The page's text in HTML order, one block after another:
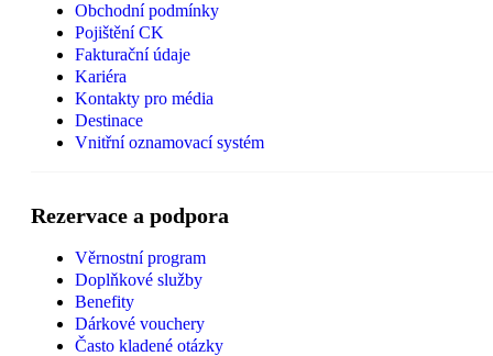
Obchodní podmínky
Pojištění CK
Fakturační údaje
Kariéra
Kontakty pro média
Destinace
Vnitřní oznamovací systém
Rezervace a podpora
Věrnostní program
Doplňkové služby
Benefity
Dárkové vouchery
Často kladené otázky